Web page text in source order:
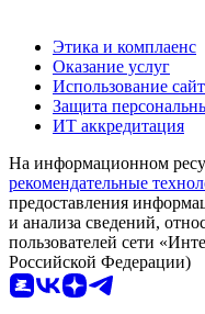
Этика и комплаенс
Оказание услуг
Использование
Защита
ИТ аккредитация
На информационном
рекомендательные
предоставления
и анализа сведений,
пользователей сети
Российской Федерации)